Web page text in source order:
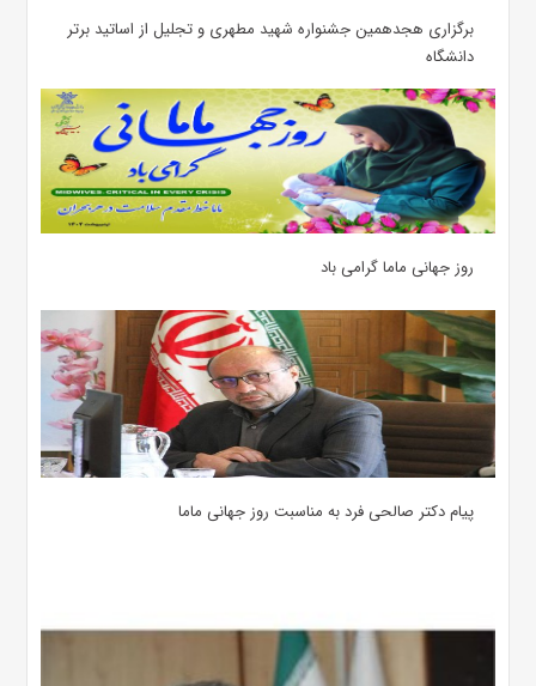
برگزاری هجدهمین جشنواره شهید مطهری و تجلیل از اساتید برتر
دانشگاه
روز جهانی ماما گرامی باد
پیام دکتر صالحی فرد به مناسبت روز جهانی ماما